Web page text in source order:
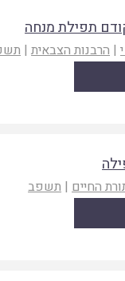
תפילת מנחה
| הרבנות הצבאית |
החיים | תשפב